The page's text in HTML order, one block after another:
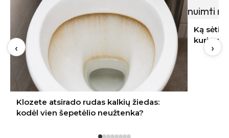
Ką sėti rugpjūtį Lietuvoje: 9 daržovės,
kurių derlių dar spėsite nuimti rudenį
‹ ›